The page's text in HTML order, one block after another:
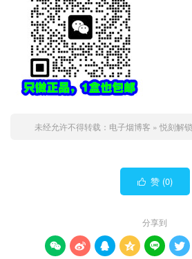
未经允许不得转载： 电子烟博客 » 悦刻解
 赞 (0)
分享到
     